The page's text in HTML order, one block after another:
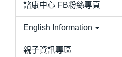
諮康中心 FB粉絲專頁
English Information
親子資訊專區